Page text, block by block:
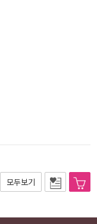
모두보기